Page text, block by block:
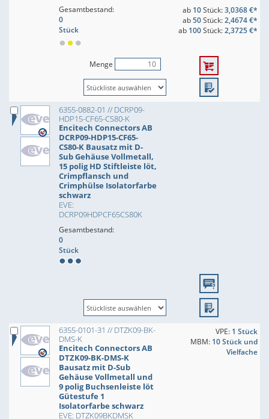
Gesamtbestand:
0
Stück
ab 10Stück:3,0368 €*
ab50Stück:2,4674 €*
ab 100Stück:2,3725 €*
Menge
6355-0882-01 // DCRP09-
HDP15-CF65-CS80-K
Encitech Connectors AB
DCRP09-HDP15-CF65-
CS80-K Bausatz mit D-
Sub Gehäuse Vollmetall,
15 polig HD Stiftleiste löt,
Crimpflansch und
Crimphülse Isolatorfarbe
schwarz
EVE:
DCRP09HDPCF65CS80K
Gesamtbestand:
0
Stück
6355-0101-31 // DTZK09-BK-
DMS-K
Encitech Connectors AB
DTZK09-BK-DMS-K
Bausatz mit D-Sub
Gehäuse Vollmetall und
9 polig Buchsenleiste löt
Gütestufe 1
Isolatorfarbe schwarz
EVE: DTZK09BKDMSK
VPE: 1 Stück
MBM: 10 Stück und
Vielfache